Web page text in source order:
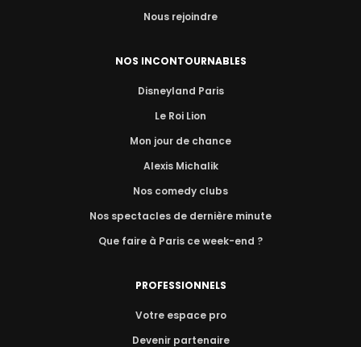
Nous rejoindre
NOS INCONTOURNABLES
Disneyland Paris
Le Roi Lion
Mon jour de chance
Alexis Michalik
Nos comedy clubs
Nos spectacles de dernière minute
Que faire à Paris ce week-end ?
PROFESSIONNELS
Votre espace pro
Devenir partenaire